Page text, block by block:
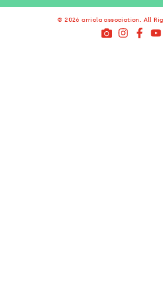
© 2026 arriola association. All